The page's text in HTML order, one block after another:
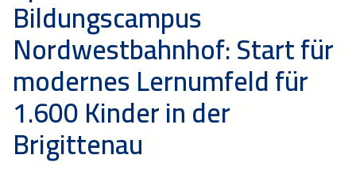
Bildungscampus
Nordwestbahnhof: Start für
modernes Lernumfeld für
1.600 Kinder in der
Brigittenau